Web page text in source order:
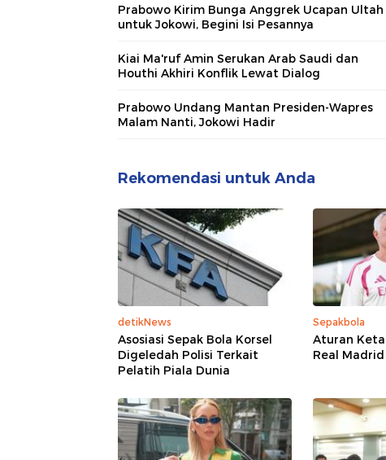
Prabowo Kirim Bunga Anggrek Ucapan Ultah
untuk Jokowi, Begini Isi Pesannya
Kiai Ma'ruf Amin Serukan Arab Saudi dan
Houthi Akhiri Konflik Lewat Dialog
Prabowo Undang Mantan Presiden-Wapres
Malam Nanti, Jokowi Hadir
Rekomendasi untuk Anda
detikNews
Asosiasi Sepak Bola Korsel
Digeledah Polisi Terkait
Pelatih Piala Dunia
Sepakbola
Aturan
Real Madrid